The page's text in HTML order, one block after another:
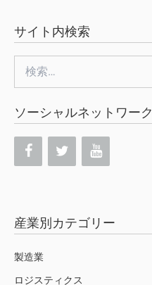
サイト内検索
索:
ソーシャルネットワーク
産業別カテゴリー
製造業
ロジスティクス